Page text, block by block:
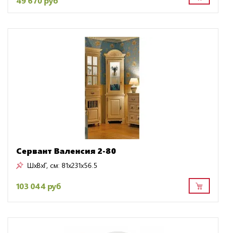
Сервант Валенсия 2-80
ШxВxГ, см: 81x231x56.5
103 044 руб